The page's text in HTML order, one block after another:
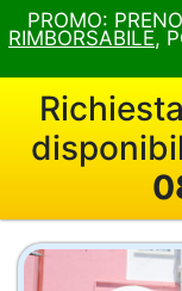
Richiesta
PROMO:
RIMBORSABILE,